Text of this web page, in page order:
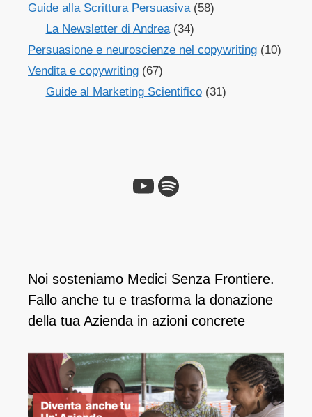
Guide alla Scrittura Persuasiva (58)
La Newsletter di Andrea(34)
Persuasione e neuroscienze nel copywriting (10)
Vendita e copywriting (67)
Guide al Marketing Scientifico(31)
YouTube
Spotify
Noi sosteniamo Medici Senza Frontiere.
Fallo anche tu e ​trasforma la donazione
della tua Azienda in azioni concrete